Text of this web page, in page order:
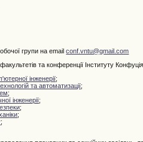
групи на emailconf.vntu@gmail.com
та конференції Інституту
інженерії;
та автоматизації;
;
інженерії;
;
;
;